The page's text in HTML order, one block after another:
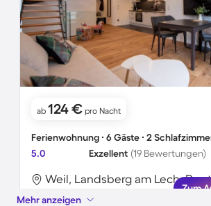
ab 124 € pro Nacht
Ferienwohnung ∙ 6 Gäste ∙ 2
5.0
Exzellent (19 Bewertungen)
Zum
Mehr anzeigen